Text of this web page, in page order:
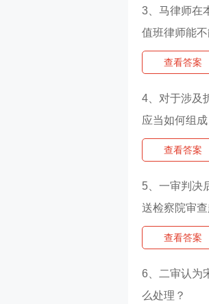
3、马律师在
值班律师能
查看答案
4、对于涉及
应当如何组
查看答案
5、一审判决
送检察院审
查看答案
6、二审认为
么处理？